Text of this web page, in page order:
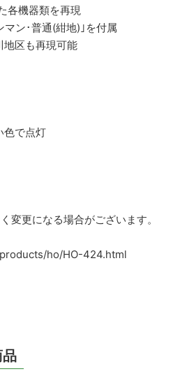
各機器類を再現
ン･普通(紺地)｣を付属
区も再現可能
色で点灯
変更になる場合がございます。
ho/HO-424.html